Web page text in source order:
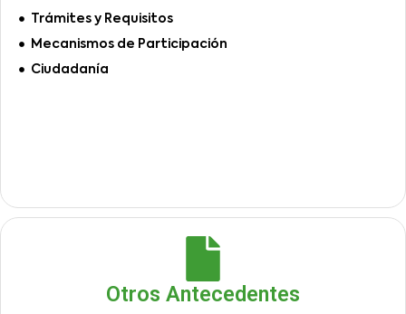
Trámites y Requisitos
Mecanismos de Participación
Ciudadanía
Otros Antecedentes